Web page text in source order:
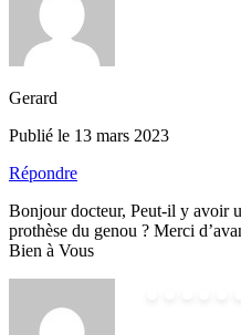
Gerard
Publié le 13 mars 2023
Répondre
Bonjour docteur, Peut-il y avoir
prothèse du genou ? Merci
Bien à Vous